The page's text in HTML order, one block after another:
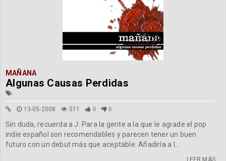
MAÑANA
Algunas Causas Perdidas
13-05-2008 511 0 0
Sin duda, recuerda a J. Para la gente a la que le agrade el pop
indie español son recomendables y parecen tener un buen
futuro con un debut más que aceptable. Añadiría a l...
LEER MÁS